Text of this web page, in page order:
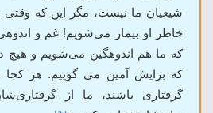
شیعیان ما نیست، مگر اين كه وقتی
خاطر او بيمار مى‌شويم! غم و
كه ما هم اندوهگين مى‏‌شویم و هيچ
كه برايش آمين مى‏ گوييم. هر کجا
گرفتاری باشند، ما از